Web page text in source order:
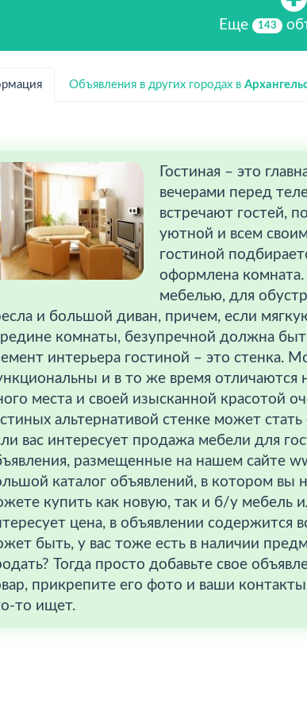
Еще 143
Объявления в других городах в
Гостиная – это
вечерами перед
встречают гостей,
уютной и всем
гостиной
оформлена
мебелью, для
и большой диван, причем, если
комнаты, безупречной должна
интерьера гостиной – это стенка.
и в то же время
места и своей изысканной красотой
альтернативой стенке может стать
вас интересует продажа мебели для
размещенные на нашем сайте
каталог объявлений, в котором
купить как новую, так и б/у мебель
цена, в объявлении содержится
быть, у вас тоже есть в наличии
Тогда просто добавьте свое
прикрепите его фото и ваши
то ищет.